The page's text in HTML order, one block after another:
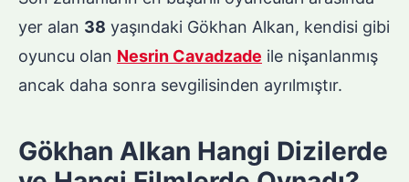
yer alan 38 yaşındaki Gökhan Alkan, kendisi gibi
oyuncu olan Nesrin Cavadzade ile nişanlanmış
ancak daha sonra sevgilisinden ayrılmıştır.
Gökhan Alkan Hangi Dizilerde